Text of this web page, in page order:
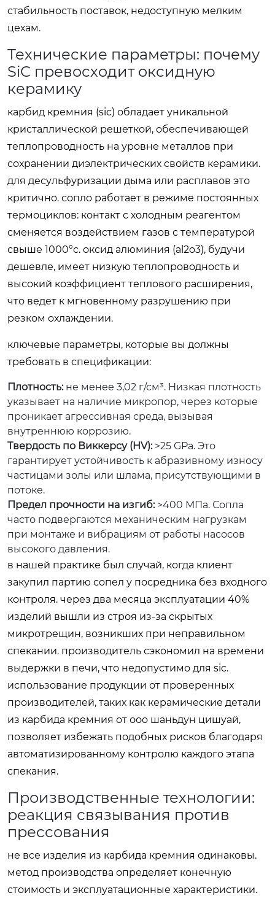
стабильность поставок, недоступную мелким
цехам.
Технические параметры: почему
SiC превосходит оксидную
керамику
карбид кремния (sic) обладает уникальной
кристаллической решеткой, обеспечивающей
теплопроводность на уровне металлов при
сохранении диэлектрических свойств керамики.
для десульфуризации дыма или расплавов это
критично. сопло работает в режиме постоянных
термоциклов: контакт с холодным реагентом
сменяется воздействием газов с температурой
свыше 1000°c. оксид алюминия (al2o3), будучи
дешевле, имеет низкую теплопроводность и
высокий коэффициент теплового расширения,
что ведет к мгновенному разрушению при
резком охлаждении.
ключевые параметры, которые вы должны
требовать в спецификации:
Плотность:не менее 3,02 г/см³. Низкая плотность
указывает на наличие микропор, через которые
проникает агрессивная среда, вызывая
внутреннюю коррозию.
Твердость по Виккерсу (HV):>25 GPa. Это
гарантирует устойчивость к абразивному износу
частицами золы или шлама, присутствующими в
потоке.
Предел прочности на изгиб:>400 МПа. Сопла
часто подвергаются механическим нагрузкам
при монтаже и вибрациям от работы насосов
высокого давления.
в нашей практике был случай, когда клиент
закупил партию сопел у посредника без входного
контроля. через два месяца эксплуатации 40%
изделий вышли из строя из-за скрытых
микротрещин, возникших при неправильном
спекании. производитель сэкономил на времени
выдержки в печи, что недопустимо для sic.
использование продукции от проверенных
производителей, таких как керамические детали
из карбида кремния от ооо шаньдун цишуай,
позволяет избежать подобных рисков благодаря
автоматизированному контролю каждого этапа
спекания.
Производственные технологии:
реакция связывания против
прессования
не все изделия из карбида кремния одинаковы.
метод производства определяет конечную
стоимость и эксплуатационные характеристики.